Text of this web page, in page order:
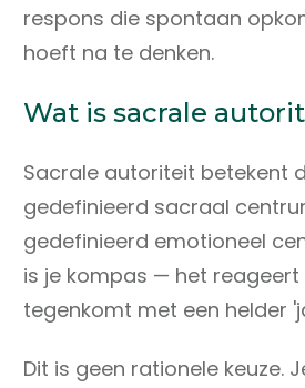
respons die spontaan
hoeft na te denken.
Wat is sacrale
Sacrale autoriteit betekent
gedefinieerd sacraal
gedefinieerd emotioneel
is je kompas — het
tegenkomt met een helder
Dit is geen rationele keuze.